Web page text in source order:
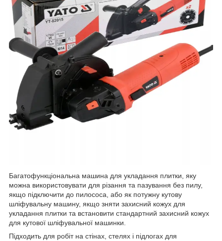
Багатофункціональна машина для укладання плитки, яку
можна використовувати для різання та пазування без пилу,
якщо підключити до пилососа, або як потужну кутову
шліфувальну машину, якщо зняти захисний кожух для
укладання плитки та встановити стандартний захисний кожух
для кутової шліфувальної машинки.
Підходить для робіт на стінах, стелях і підлогах для